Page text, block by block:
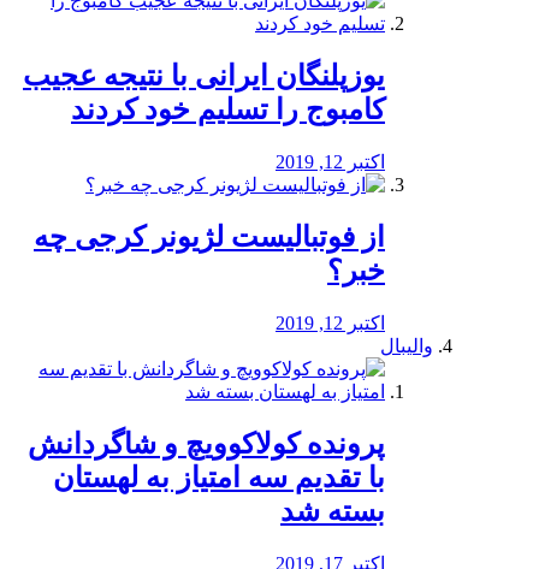
یوزپلنگان ایرانی با نتیجه عجیب
کامبوج را تسلیم خود کردند
اکتبر 12, 2019
از فوتبالیست لژیونر کرجی چه
خبر؟
اکتبر 12, 2019
والیبال
پرونده کولاکوویچ و شاگردانش
با تقدیم سه امتیاز به لهستان
بسته شد
اکتبر 17, 2019